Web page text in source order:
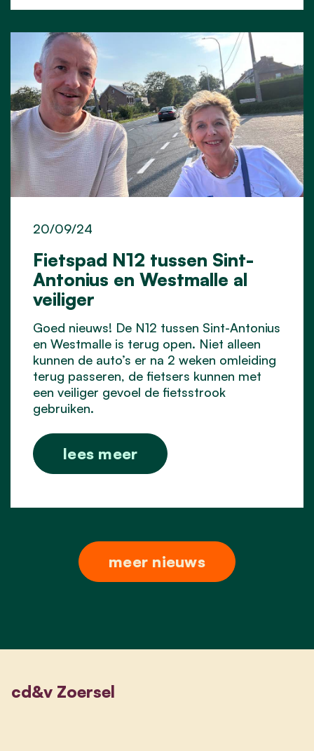
Fietspad N12 tussen Sint-
Antonius en Westmalle al
veiliger
20/09/24
Goed nieuws! De N12 tussen Sint-Antonius
en Westmalle is terug open. Niet alleen
kunnen de auto’s er na 2 weken omleiding
terug passeren, de fietsers kunnen met
een veiliger gevoel de fietsstrook
gebruiken.
lees meer
meer nieuws
cd&v Zoersel